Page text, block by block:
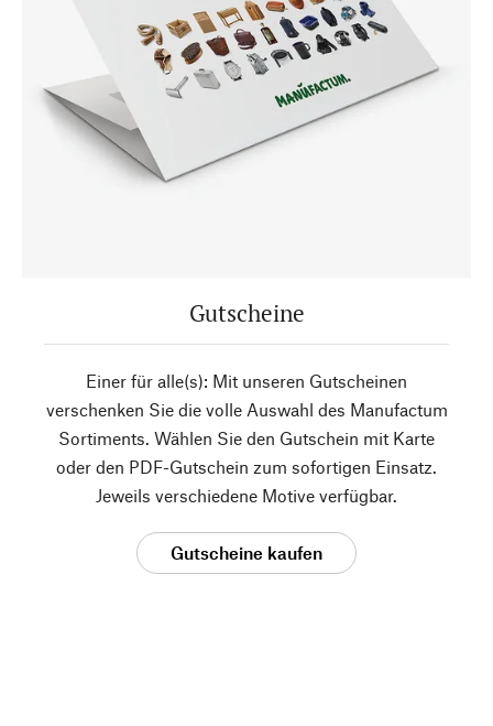
Gutscheine
Einer für alle(s): Mit unseren Gutscheinen
verschenken Sie die volle Auswahl des Manufactum
Sortiments. Wählen Sie den Gutschein mit Karte
oder den PDF-Gutschein zum sofortigen Einsatz.
Jeweils verschiedene Motive verfügbar.
Gutscheine kaufen